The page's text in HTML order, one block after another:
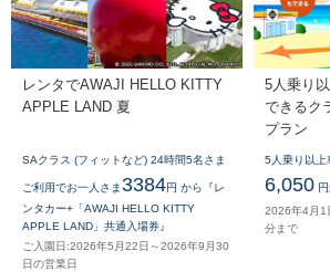
レンタでAWAJI HELLO KITTY
APPLE LAND 夏
SAクラス (フィットなど) 24時間5名さま
ご利用でお一人さま 3384円 から『レ
ンタカー+「AWAJI HELLO KITTY
APPLE LAND」共通入場券』
ご入園日:2026年5月22日～2026年9月30
日の営業日
5人乗り
できるク
プラン
5人乗り以上
6,050
2026年4月1
分まで